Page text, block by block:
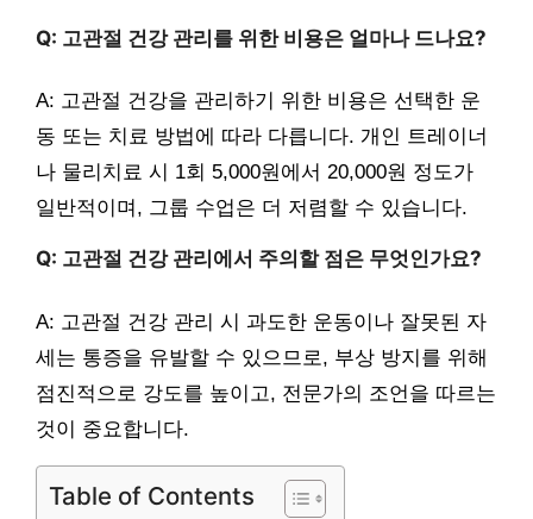
Q: 고관절 건강 관리를 위한 비용은 얼마나 드나요?
A: 고관절 건강을 관리하기 위한 비용은 선택한 운
동 또는 치료 방법에 따라 다릅니다. 개인 트레이너
나 물리치료 시 1회 5,000원에서 20,000원 정도가
일반적이며, 그룹 수업은 더 저렴할 수 있습니다.
Q: 고관절 건강 관리에서 주의할 점은 무엇인가요?
A: 고관절 건강 관리 시 과도한 운동이나 잘못된 자
세는 통증을 유발할 수 있으므로, 부상 방지를 위해
점진적으로 강도를 높이고, 전문가의 조언을 따르는
것이 중요합니다.
Table of Contents